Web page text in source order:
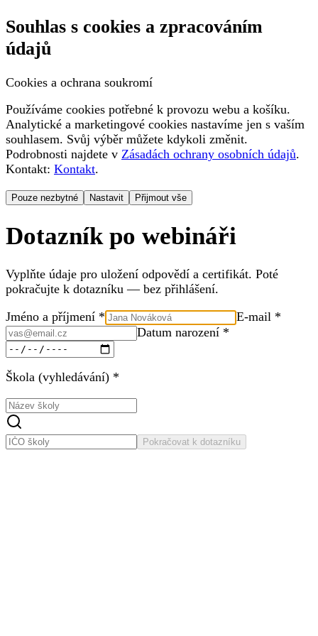
Souhlas s cookies a zpracováním
údajů
Cookies a ochrana soukromí
Používáme cookies potřebné k provozu webu a košíku.
Analytické a marketingové cookies nastavíme jen s vaším
souhlasem. Svůj výběr můžete kdykoli změnit.
Podrobnosti najdete v Zásadách ochrany osobních údajů.
Kontakt: Kontakt.
Pouze nezbytné Nastavit Přijmout vše
Dotazník po webináři
Vyplňte údaje pro uložení odpovědí a certifikát. Poté
pokračujte k dotazníku — bez přihlášení.
Jméno a příjmení *
E-mail *
Datum narození *
Škola (vyhledávání) *
Pokračovat k dotazníku